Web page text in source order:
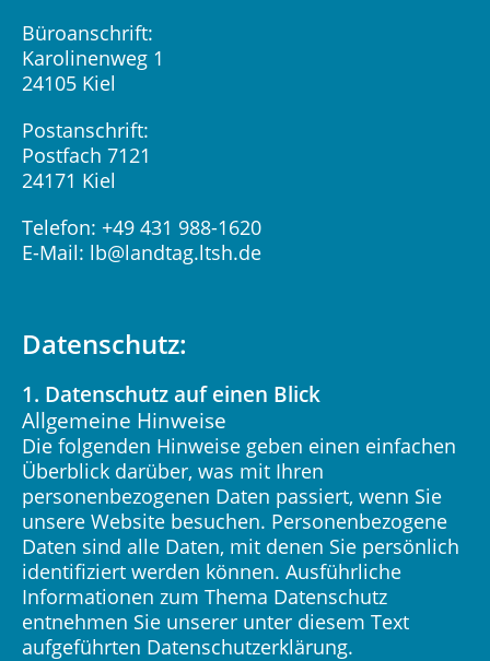
Büroanschrift:
Karolinenweg 1
24105 Kiel
Postanschrift:
Postfach 7121
24171 Kiel
Telefon: +49 431 988-1620
E-Mail: lb@landtag.ltsh.de
Datenschutz:
1. Datenschutz auf einen Blick
Allgemeine Hinweise
Die folgenden Hinweise geben einen einfachen
Überblick darüber, was mit Ihren
personenbezogenen Daten passiert, wenn Sie
unsere Website besuchen. Personenbezogene
Daten sind alle Daten, mit denen Sie persönlich
identifiziert werden können. Ausführliche
Informationen zum Thema Datenschutz
entnehmen Sie unserer unter diesem Text
aufgeführten Datenschutzerklärung.